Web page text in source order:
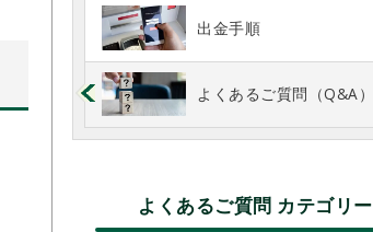
出金手順
よくあるご質問（Q&A）
よくあるご質問 カテゴリー